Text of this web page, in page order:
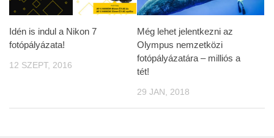
Idén is indul a Nikon 7
fotópályázata!
12 SZEPT, 2016
Még lehet jelentkezni az
Olympus nemzetközi
fotópályázatára – milliós a
tét!
29 JAN, 2018